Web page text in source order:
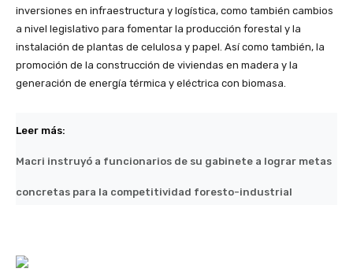
inversiones en infraestructura y logística, como también cambios
a nivel legislativo para fomentar la producción forestal y la
instalación de plantas de celulosa y papel. Así como también, la
promoción de la construcción de viviendas en madera y la
generación de energía térmica y eléctrica con biomasa.
Leer más:
Macri instruyó a funcionarios de su gabinete a lograr metas
concretas para la competitividad foresto-industrial